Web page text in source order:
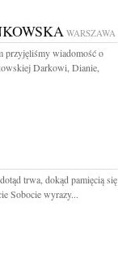
WARSZAWA
przyjęliśmy wiadomość o
Darkowi, Dianie,
trwa, dokąd pamięcią się
Sobocie wyrazy...